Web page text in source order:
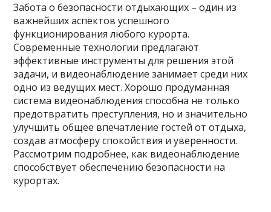
Забота о безопасности отдыхающих – один из
важнейших аспектов успешного
функционирования любого курорта.
Современные технологии предлагают
эффективные инструменты для решения этой
задачи, и видеонаблюдение занимает среди них
одно из ведущих мест. Хорошо продуманная
система видеонаблюдения способна не только
предотвратить преступления, но и значительно
улучшить общее впечатление гостей от отдыха,
создав атмосферу спокойствия и уверенности.
Рассмотрим подробнее, как видеонаблюдение
способствует обеспечению безопасности на
курортах.